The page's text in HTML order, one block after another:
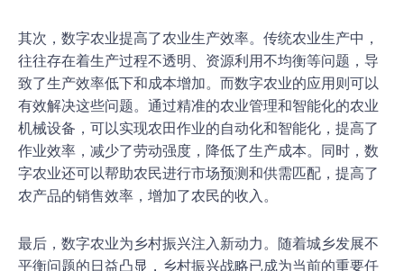
其次，数字农业提高了农业生产效率。传统农业生产中，
往往存在着生产过程不透明、资源利用不均衡等问题，导
致了生产效率低下和成本增加。而数字农业的应用则可以
有效解决这些问题。通过精准的农业管理和智能化的农业
机械设备，可以实现农田作业的自动化和智能化，提高了
作业效率，减少了劳动强度，降低了生产成本。同时，数
字农业还可以帮助农民进行市场预测和供需匹配，提高了
农产品的销售效率，增加了农民的收入。
最后，数字农业为乡村振兴注入新动力。随着城乡发展不
平衡问题的日益凸显，乡村振兴战略已成为当前的重要任